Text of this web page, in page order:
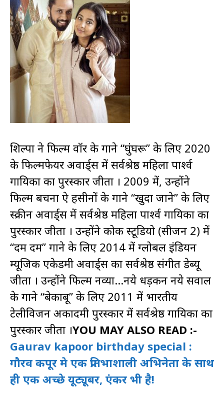
शिल्पा ने फिल्म वॉर के गाने “घुंघरू” के लिए 2020
के फिल्मफेयर अवार्ड्स में सर्वश्रेष्ठ महिला पार्श्व
गायिका का पुरस्कार जीता । 2009 में, उन्होंने
फिल्म बचना ऐ हसीनों के गाने “खुदा जाने” के लिए
स्क्रीन अवार्ड्स में सर्वश्रेष्ठ महिला पार्श्व गायिका का
पुरस्कार जीता । उन्होंने कोक स्टूडियो (सीजन 2) में
“दम दम” गाने के लिए 2014 में ग्लोबल इंडियन
म्यूजिक एकेडमी अवार्ड्स का सर्वश्रेष्ठ संगीत डेब्यू
जीता । उन्होंने फिल्म नव्या…नये धड़कन नये सवाल
के गाने “बेकाबू” के लिए 2011 में भारतीय
टेलीविजन अकादमी पुरस्कार में सर्वश्रेष्ठ गायिका का
पुरस्कार जीता ।YOU MAY ALSO READ :-
Gaurav kapoor birthday special :
गौरव कपूर मे एक प्रतिभाशाली अभिनेता के साथ
ही एक अच्छे यूट्यूबर, एंकर भी है!